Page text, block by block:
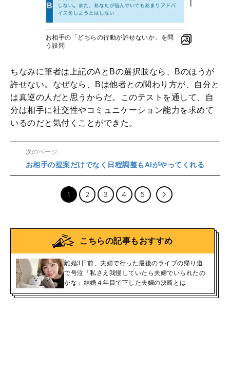
お相手の「どちらの行動が許せないか」を問
う設問
ちなみに筆者は上記のAとBの選択肢なら、Bのほうが
許せない。なぜなら、Bは他者との関わり方が、自分と
は真逆の人だと思うからだ。このテストを通して、自
分は相手に社交性やコミュニケーション能力を求めて
いるのだと気付くことができた。
次のページ
お相手の提案だけでなく日程調整もAIがやってくれる
1 2 3 4 5
こちらの記事もおすすめ
離婚3日前、夫婦で行った最後のライブの帰り道
で号泣「私さえ我慢していたら夫婦でいられたの
かな」結婚４年目で下した夫婦の決断とは